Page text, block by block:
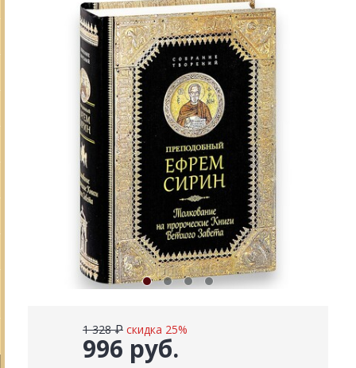
996 руб.
1 328 ₽ скидка 25%